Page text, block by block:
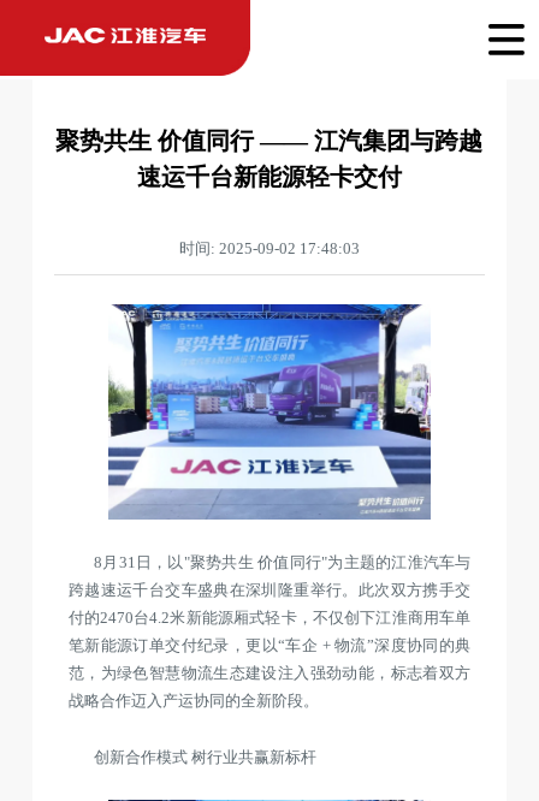
聚势共生 价值同行 —— 江汽集团与跨越
速运千台新能源轻卡交付
时间: 2025-09-02 17:48:03
8月31日，以"聚势共生 价值同行"为主题的江淮汽车与
跨越速运千台交车盛典在深圳隆重举行。此次双方携手交
付的2470台4.2米新能源厢式轻卡，不仅创下江淮商用车单
笔新能源订单交付纪录，更以“车企 + 物流”深度协同的典
范，为绿色智慧物流生态建设注入强劲动能，标志着双方
战略合作迈入产运协同的全新阶段。
创新合作模式 树行业共赢新标杆